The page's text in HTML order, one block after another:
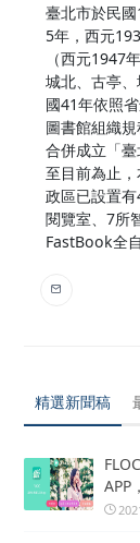
臺北市於民
5年，西元
（西元1947
城北、古亭
國41年依照
圖書館組織
合併成立「
至目前為止
政區已設置
閱覽室、7所
FastBook全
精選新聞稿
APP